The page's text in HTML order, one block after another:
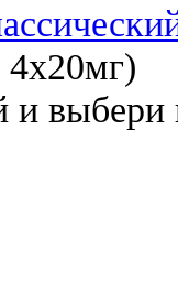
4x20мг)
выбери